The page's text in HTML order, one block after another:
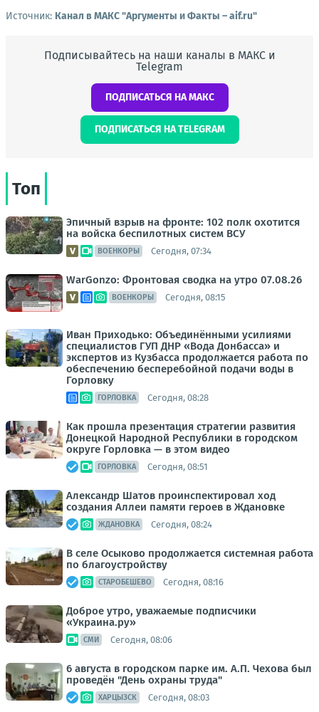
Источник: Канал в МАКС "Аргументы и Факты – aif.ru"
Подписывайтесь на наши каналы в МАКС и
Telegram
ПОДПИСАТЬСЯ НА МАКС
ПОДПИСАТЬСЯ НА TELEGRAM
Топ
Эпичный взрыв на фронте: 102 полк охотится
на войска беспилотных систем ВСУ
ВОЕНКОРЫ Сегодня, 07:34
WarGonzo: Фронтовая сводка на утро 07.08.26
ВОЕНКОРЫ Сегодня, 08:15
Иван Приходько: Объединёнными усилиями
специалистов ГУП ДНР «Вода Донбасса» и
экспертов из Кузбасса продолжается работа по
обеспечению бесперебойной подачи воды в
Горловку
ГОРЛОВКА Сегодня, 08:28
Как прошла презентация стратегии развития
Донецкой Народной Республики в городском
округе Горловка — в этом видео
ГОРЛОВКА Сегодня, 08:51
Александр Шатов проинспектировал ход
создания Аллеи памяти героев в Ждановке
ЖДАНОВКА Сегодня, 08:24
В селе Осыково продолжается системная работа
по благоустройству
СТАРОБЕШЕВО Сегодня, 08:16
Доброе утро, уважаемые подписчики
«Украина.ру»
СМИ Сегодня, 08:06
6 августа в городском парке им. А.П. Чехова был
проведён "День охраны труда"
ХАРЦЫЗСК Сегодня, 08:03